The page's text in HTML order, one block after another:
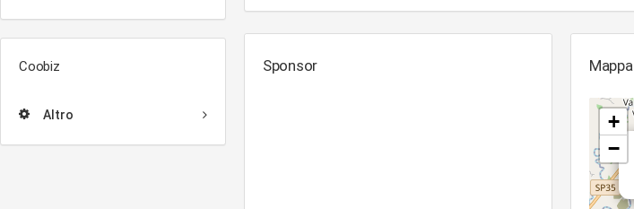
Coobiz
Altro
Sponsor Mappa
+
−